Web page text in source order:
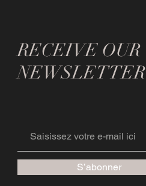
RECEIVE OUR
NEWSLETTER
S’abonner